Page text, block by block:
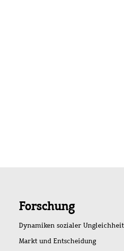
Forschung
Dynamiken sozialer
Markt und Entscheidung